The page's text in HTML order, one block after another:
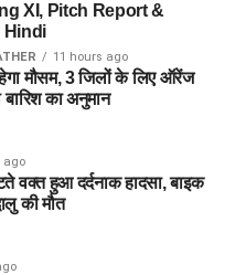
XI, Pitch Report &
Hindi
11 hours ago
मौसम, 3 जिलों के लिए ऑरेंज
का अनुमान
ago
वक्त हुआ दर्दनाक हादसा, बाइक
की मौत